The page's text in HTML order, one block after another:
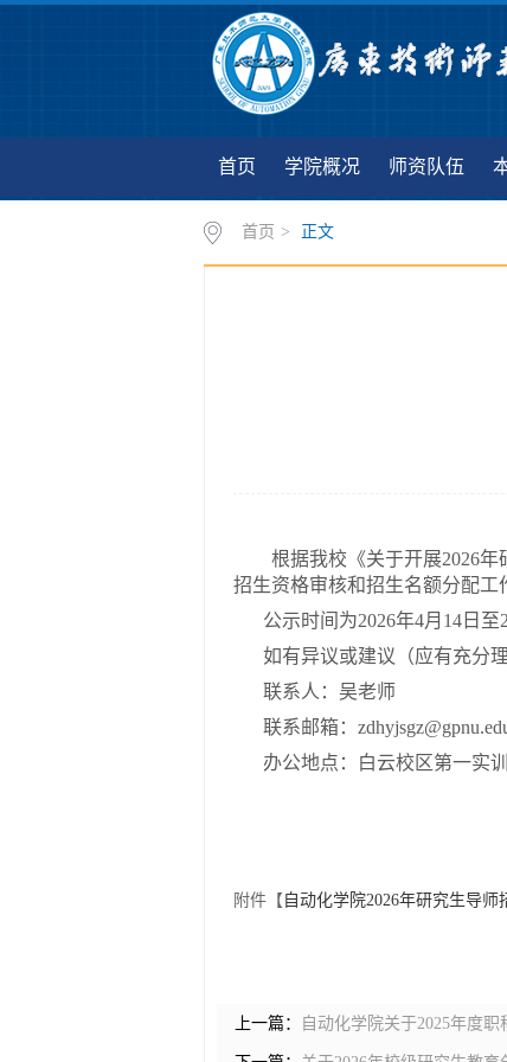
首页 学院概况 师资队伍
首页 > 正文
根据我校《关于开展2026
招生资格审核和招生名额分配工
公示时间为2026年4月14日至
如有异议或建议（应有充分
联系人：吴老师
联系邮箱：
办公地点：白云校区第一实训
附件【 自动化学院2026年研究生导
上一篇： 自动化学院关于2025年度职